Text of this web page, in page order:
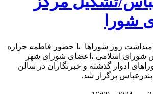
شورا
روز شوراها با حضور فاطمه جراره
شورای اسلامی ،اعضای شورای شهر
ادوار گذشته و خبرنگاران در سالن
برگزار شد.